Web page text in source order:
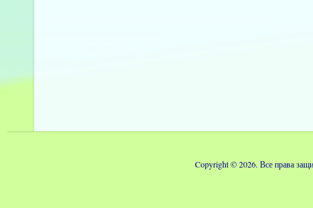
Copyright © 2026. Все права